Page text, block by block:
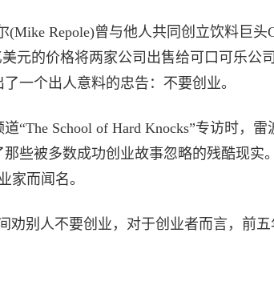
(Mike Repole)曾与他人共同创立饮料巨头
元的价格将两家公司出售给可口可乐公
一个出人意料的忠告：不要创业。
“The School of Hard Knocks”专访时，
些被多数成功创业故事忽略的残酷现实
家而闻名。
劝别人不要创业，对于创业者而言，前